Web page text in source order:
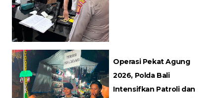
Operasi Pekat Agung
2026, Polda Bali
Intensifkan Patroli dan